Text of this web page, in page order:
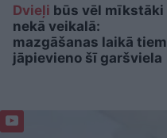
Dvieļi būs vēl mīkstāki
nekā veikalā:
mazgāšanas laikā tiem
jāpievieno šī garšviela